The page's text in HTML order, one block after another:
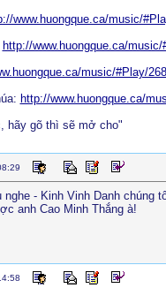
www.huongque.ca/music/
http://www.huongque.ca/
music/#Play/
http://www.huongque.ca/
hãy gõ thì sẽ mở cho"
nghe - Kinh Vinh Danh chúng
anh Cao Minh Thắng à!